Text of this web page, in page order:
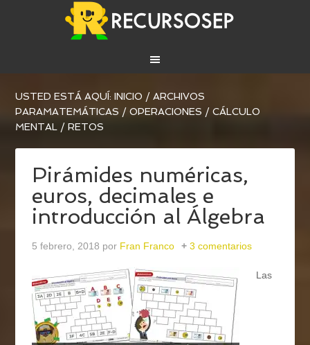
USTED ESTÁ AQUÍ:INICIO / ARCHIVOS
PARAMATEMÁTICAS / OPERACIONES / CÁLCULO
MENTAL / RETOS
Pirámides numéricas,
euros, decimales e
introducción al Álgebra
5 febrero, 2018 por Fran Franco 3 comentarios
Las